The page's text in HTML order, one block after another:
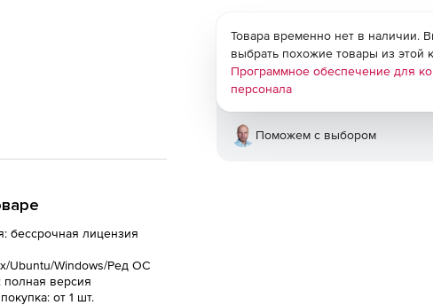
бессрочная лицензия
Ubuntu/Windows/Ред ОС
полная версия
от 1 шт.
Товара временно нет в наличии.
выбрать похожие товары из этой
Программное обеспечение для
персонала
Поможем с выбором